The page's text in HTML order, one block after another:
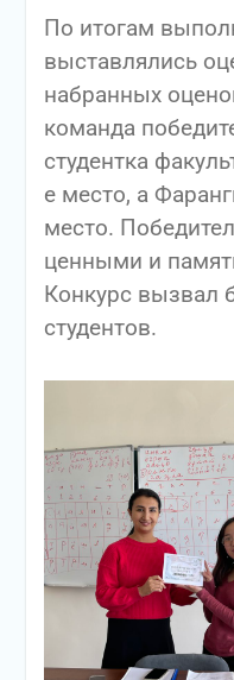
По итогам
выставлялись
набранных
команда
студентка
е место, а
место.
ценными и
Конкурс вызвал
студентов.